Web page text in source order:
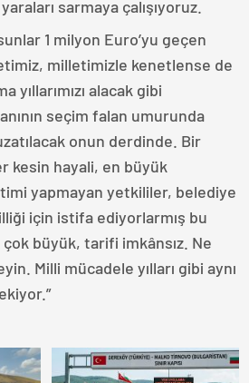
sarmaya çalışıyoruz.
1 milyon Euro’yu geçen
milletimizle kenetlense de
yıllarımızı alacak gibi
seçim falan umurunda
onun derdinde. Bir
kesin hayali, en büyük
yapmayan yetkililer, belediye
için istifa ediyorlarmış bu
çok büyük, tarifi imkânsız. Ne
Milli mücadele yılları gibi aynı